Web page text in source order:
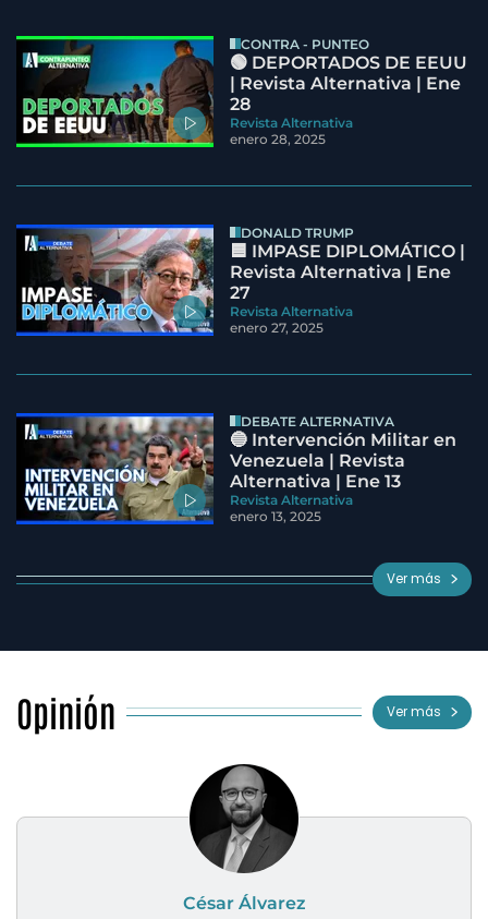
CONTRA - PUNTEO
🟢 DEPORTADOS DE EEUU
| Revista Alternativa | Ene
28
Revista Alternativa
enero 28, 2025
DONALD TRUMP
🟦 IMPASE DIPLOMÁTICO |
Revista Alternativa | Ene
27
Revista Alternativa
enero 27, 2025
DEBATE ALTERNATIVA
🔵 Intervención Militar en
Venezuela | Revista
Alternativa | Ene 13
Revista Alternativa
enero 13, 2025
Ver más
Opinión Ver más
César Álvarez